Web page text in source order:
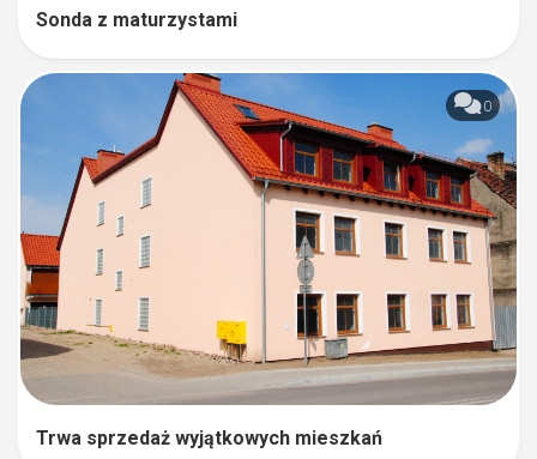
Sonda z maturzystami
0
Trwa sprzedaż wyjątkowych mieszkań